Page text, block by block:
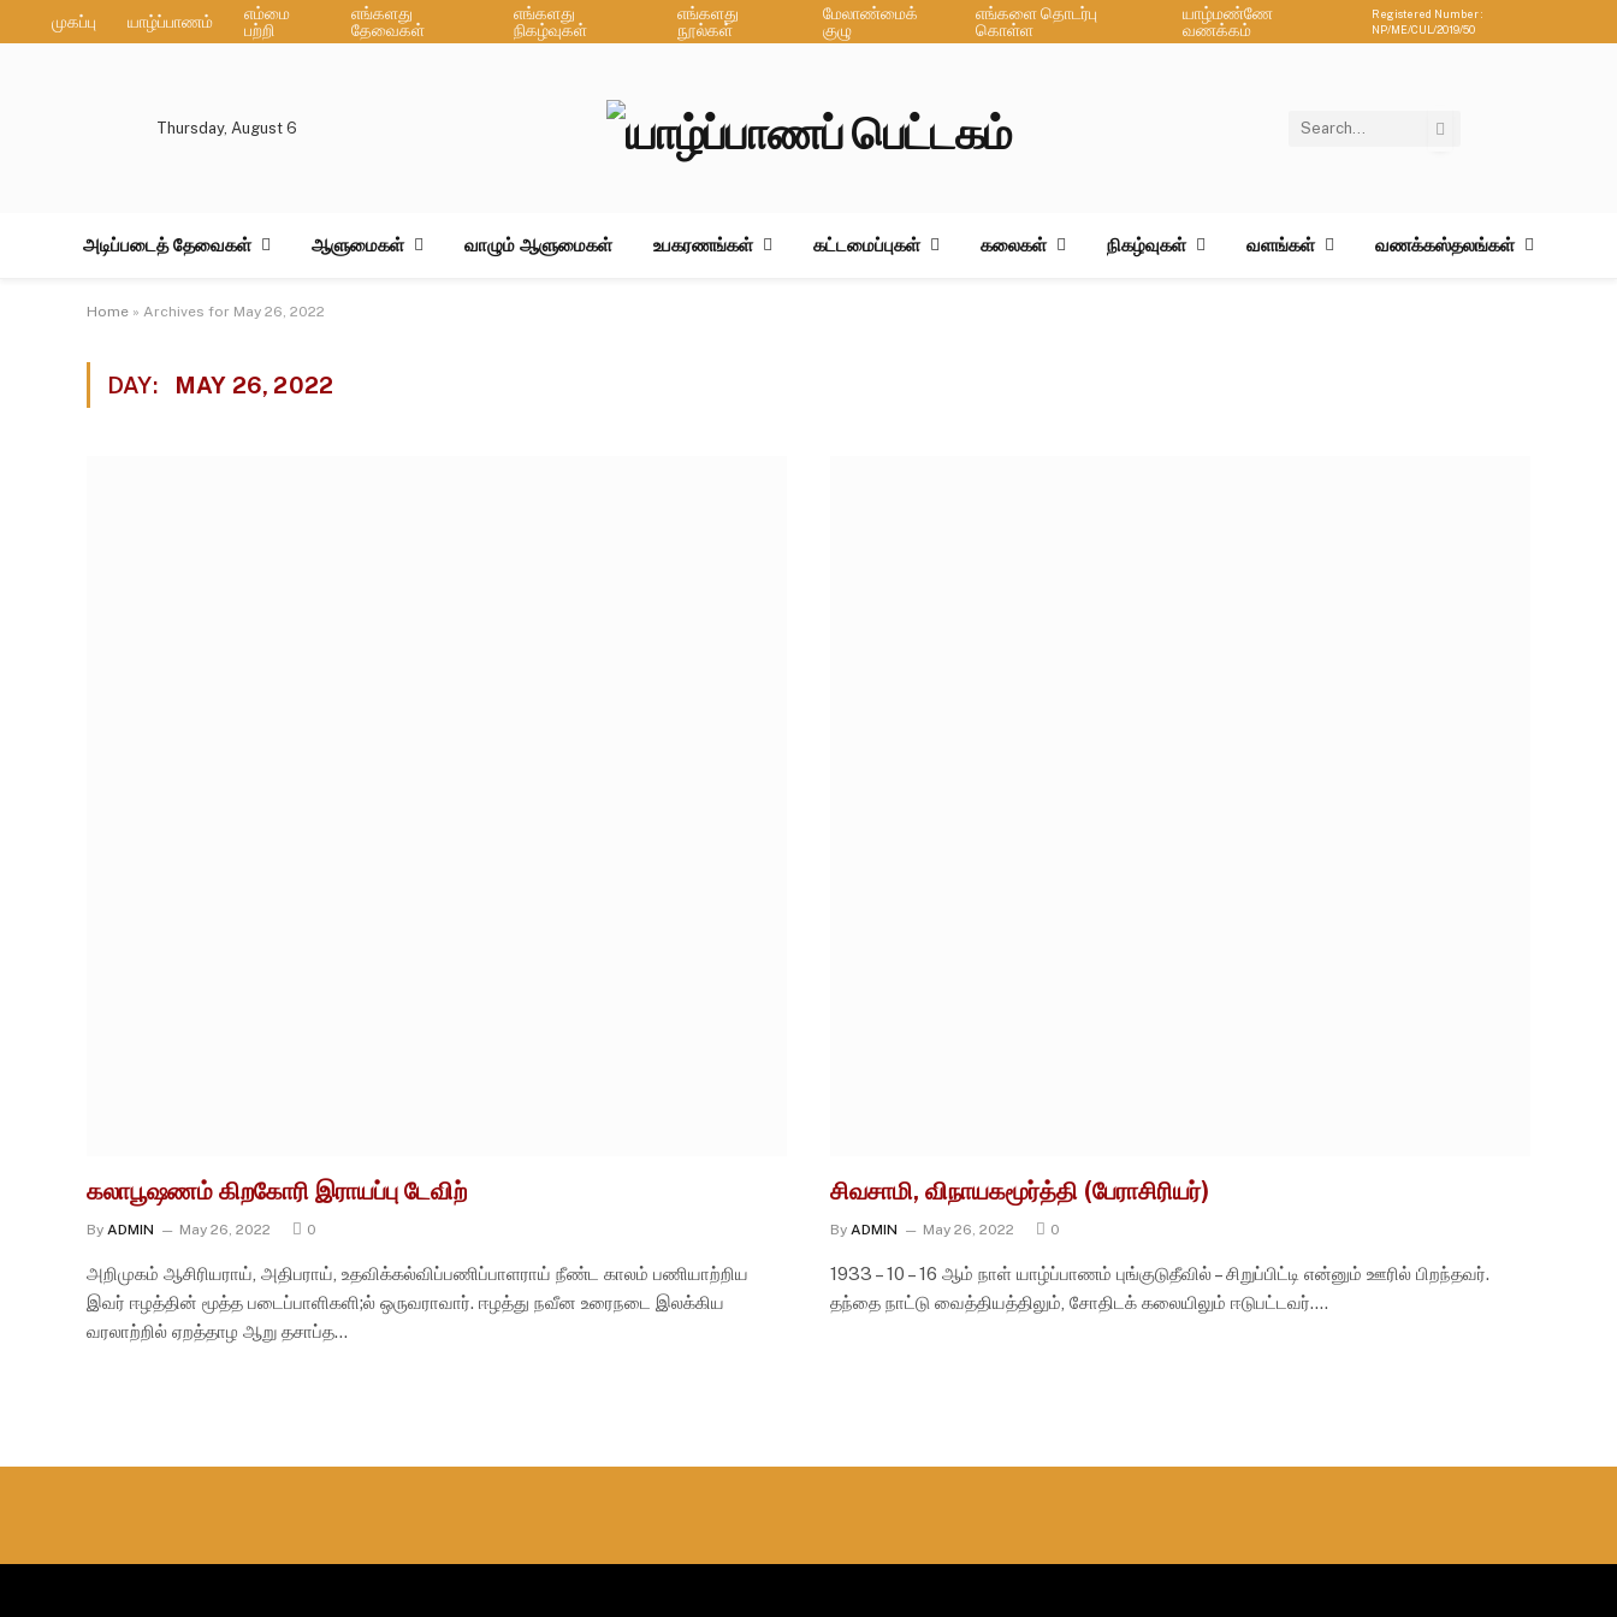
முகப்பு யாழ்ப்பாணம்
எம்மை
பற்றி
எங்களது
தேவைகள்
எங்களது
நிகழ்வுகள்
எங்களது
நூல்கள்
மேலாண்மைக்
குழு
எங்களை தொடர்பு
கொள்ள
யாழ்மண்ணே
வணக்கம்
Registered Number :
NP/ME/CUL/2019/50
Thursday, August 6
அடிப்படைத் தேவைகள் ஆளுமைகள் வாழும் ஆளுமைகள் உபகரணங்கள் கட்டமைப்புகள் கலைகள் நிகழ்வுகள் வளங்கள் வணக்கஸ்தலங்கள்
Home » Archives for May 26, 2022
DAY: MAY 26, 2022
கலாபூஷணம் கிறகோரி இராயப்பு டேவிற்
By ADMIN May 26, 2022 0
அறிமுகம் ஆசிரியராய், அதிபராய், உதவிக்கல்விப்பணிப்பாளராய் நீண்ட காலம் பணியாற்றிய
இவர் ஈழத்தின் மூத்த படைப்பாளிகளி;ல் ஒருவராவார். ஈழத்து நவீன உரைநடை இலக்கிய
வரலாற்றில் ஏறத்தாழ ஆறு தசாப்த…
சிவசாமி, விநாயகமூர்த்தி (பேராசிரியர்)
By ADMIN May 26, 2022 0
1933 – 10 – 16 ஆம் நாள் யாழ்ப்பாணம் புங்குடுதீவில் – சிறுப்பிட்டி என்னும் ஊரில் பிறந்தவர்.
தந்தை நாட்டு வைத்தியத்திலும், சோதிடக் கலையிலும் ஈடுபட்டவர்.…